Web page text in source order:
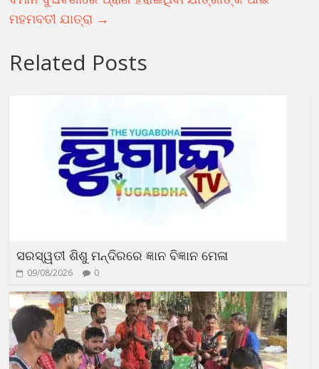
ମହମବତୀ ଯାତ୍ରା →
Related Posts
ସରସ୍ୱତୀ ଶିଶୁ ମନ୍ଦିରରେ ଜ୍ଞାନ ବିଜ୍ଞାନ ମେଳା
09/08/2026 0